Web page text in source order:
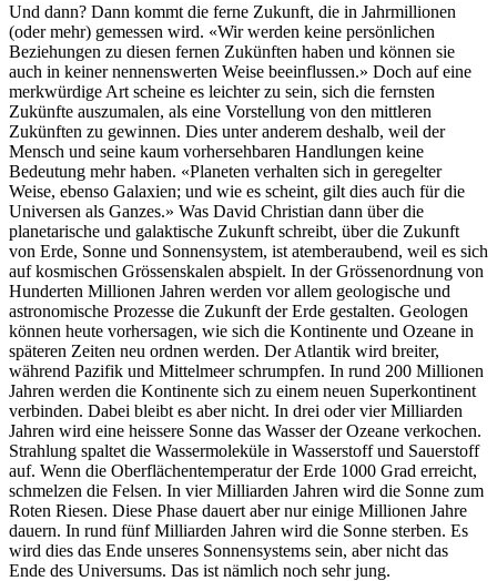
Und dann? Dann kommt die ferne Zukunft, die in Jahrmillionen
(oder mehr) gemessen wird. «Wir werden keine persönlichen
Beziehungen zu diesen fernen Zukünften haben und können sie
auch in keiner nennenswerten Weise beeinflussen.» Doch auf eine
merkwürdige Art scheine es leichter zu sein, sich die fernsten
Zukünfte auszumalen, als eine Vorstellung von den mittleren
Zukünften zu gewinnen. Dies unter anderem deshalb, weil der
Mensch und seine kaum vorhersehbaren Handlungen keine
Bedeutung mehr haben. «Planeten verhalten sich in geregelter
Weise, ebenso Galaxien; und wie es scheint, gilt dies auch für die
Universen als Ganzes.» Was David Christian dann über die
planetarische und galaktische Zukunft schreibt, über die Zukunft
von Erde, Sonne und Sonnensystem, ist atemberaubend, weil es sich
auf kosmischen Grössenskalen abspielt. In der Grössenordnung von
Hunderten Millionen Jahren werden vor allem geologische und
astronomische Prozesse die Zukunft der Erde gestalten. Geologen
können heute vorhersagen, wie sich die Kontinente und Ozeane in
späteren Zeiten neu ordnen werden. Der Atlantik wird breiter,
während Pazifik und Mittelmeer schrumpfen. In rund 200 Millionen
Jahren werden die Kontinente sich zu einem neuen Superkontinent
verbinden. Dabei bleibt es aber nicht. In drei oder vier Milliarden
Jahren wird eine heissere Sonne das Wasser der Ozeane verkochen.
Strahlung spaltet die Wassermoleküle in Wasserstoff und Sauerstoff
auf. Wenn die Oberflächentemperatur der Erde 1000 Grad erreicht,
schmelzen die Felsen. In vier Milliarden Jahren wird die Sonne zum
Roten Riesen. Diese Phase dauert aber nur einige Millionen Jahre
dauern. In rund fünf Milliarden Jahren wird die Sonne sterben. Es
wird dies das Ende unseres Sonnensystems sein, aber nicht das
Ende des Universums. Das ist nämlich noch sehr jung.